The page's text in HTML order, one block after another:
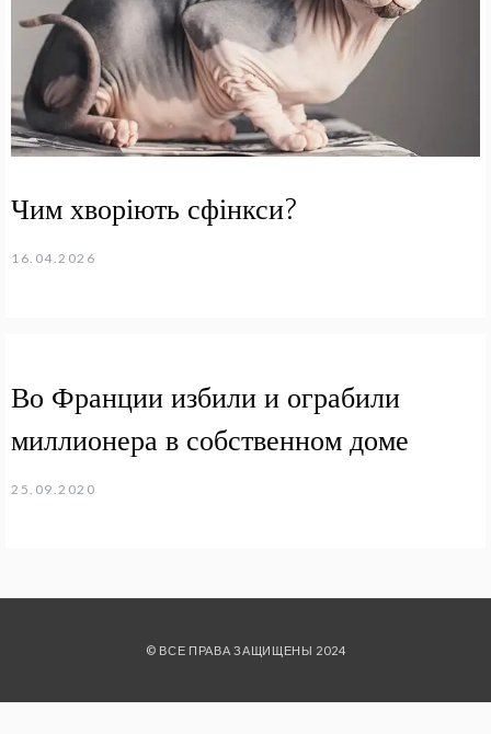
Чим хворіють сфінкси?
16.04.2026
Во Франции избили и ограбили
миллионера в собственном доме
25.09.2020
© ВСЕ ПРАВА ЗАЩИЩЕНЫ 2024